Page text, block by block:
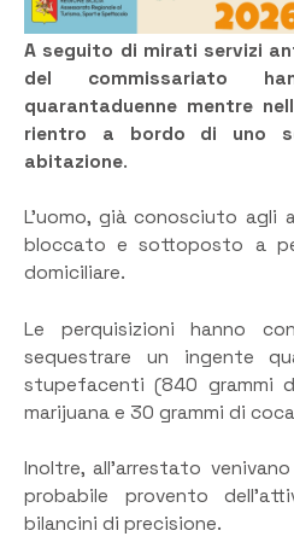
A seguito di mirati servizi
del commissariato
quarantaduenne mentre
rientro a bordo di uno
abitazione.
L’uomo, già conosciuto
bloccato e sottoposto a
domiciliare.
Le perquisizioni hanno
sequestrare un ingente
stupefacenti (840 grammi
marijuana e 30 grammi di
Inoltre, all’arrestato
probabile provento
bilancini di precisione.